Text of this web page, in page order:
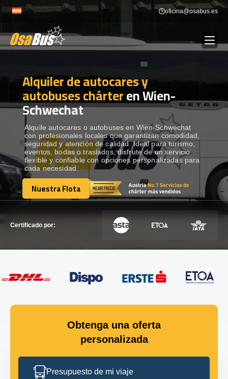
to
oficina@osabus.es
ALQUILER DE AUTOCARES
DESTINOS Show dropdown
RECORRIDAS Show dropdown
FLOTA
Alquiler de autocares y
autobuses chárteren Wien-
Schwechat
Alquile autocares o autobuses en Wien-Schwechat
con profesionales locales que garantizan comodidad,
seguridad y atención de calidad. Ideal para turismo,
eventos, bodas o traslados, disfrute de un servicio
flexible y confiable con opciones personalizadas para
cada necesidad.
Nuestra Flota
Nuestra Flota
Certificado por:
Obtenga una oferta
personalizada
Presupuesto de mi viaje